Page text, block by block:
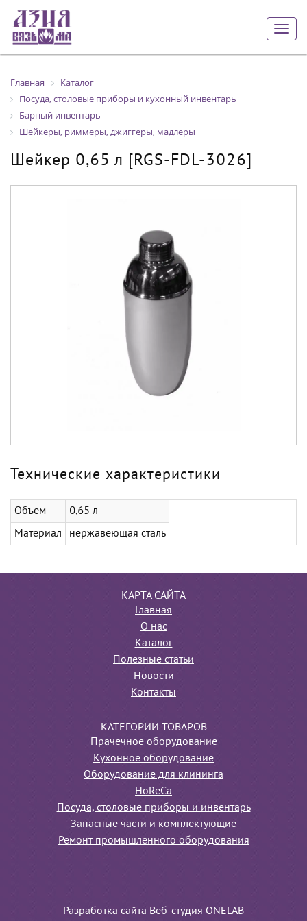
Главная
Каталог
Посуда, столовые приборы и кухонный инвентарь
Барный инвентарь
Шейкеры, риммеры, джиггеры, мадлеры
Шейкер 0,65 л [RGS-FDL-3026]
Технические характеристики
Объем 0,65 л
Материал нержавеющая сталь
КАРТА САЙТА
Главная
О нас
Каталог
Полезные статьи
Новости
Контакты
КАТЕГОРИИ ТОВАРОВ
Прачечное оборудование
Кухонное оборудование
Оборудование для клининга
HoReCa
Посуда, столовые приборы и инвентарь
Запасные части и комплектующие
Ремонт промышленного оборудования
Разработка сайта Веб-студия ONELAB